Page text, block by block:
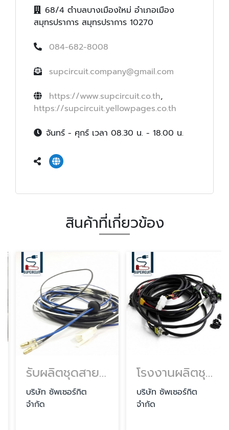
68/4 ตำบลบางเมืองใหม่ อำเภอเมือง
สมุทรปราการ สมุทรปราการ 10270
084-682-8008
supcircuit.company@gmail.com
https://www.supcircuit.co.th,
https://supcircuit.yellowpages.co.th
จันทร์ - ศุกร์ เวลา 08.30 น. - 18.00 น.
สินค้าที่เกี่ยวข้อง
รับผลิตชุดสายไฟรถยนต์
บริษัท ซัพเซอร์กิต
จำกัด
โรงงานผลิตชุดสายไฟรถมอเตอร์ไซต์ ราคา
บริษัท ซัพเซอร์กิต
จำกัด